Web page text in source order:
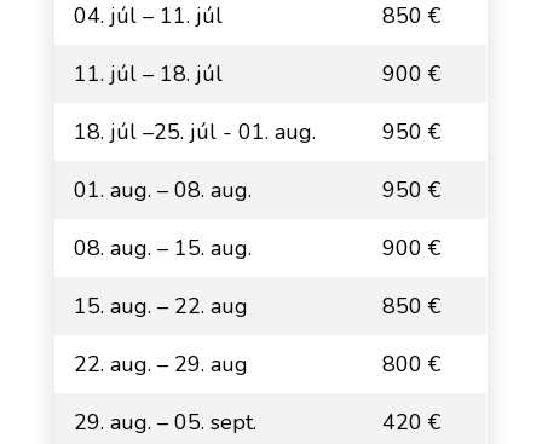
04. júl – 11. júl
850 €
11. júl – 18. júl
900 €
18. júl –25. júl - 01. aug.
950 €
01. aug. – 08. aug.
950 €
08. aug. – 15. aug.
900 €
15. aug. – 22. aug
850 €
22. aug. – 29. aug
800 €
29. aug. – 05. sept.
420 €